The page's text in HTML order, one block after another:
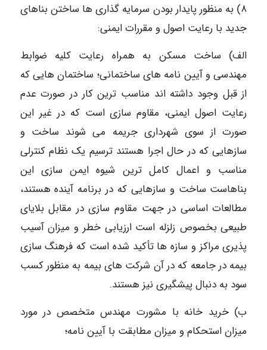
۸) به منظور پایدار بودن سرمایه گذاری ها ساختن بناهای
جدید با رعایت اصول و مقررات ایمنی:
الف) ساخت مسکن به همراه رعایت کلیه ضوابط
مهندسی و آیین نامه های ساختمانی؛ ساختمان هایی که
از قبل وجود داشته اند مناسب ترین کار در صورت عدم
رعایت اصول ایمنی، مقاوم سازی است که در غیر این
صورت از سوی شهرداری جریمه می شوند ساخت و
سازهایی که در حال اجرا هستند ترسیم یک نظام کنترلی
مناسب و اعمال کامل ترین شیوه ایمن سازی این
بناهاست ساخت و سازهایی که در برنامه آینده هستند،
مطالعات اساسی در جهت مقاوم سازی در مقابل بلایای
طبیعی بخصوص زلزله است ارزیابی خطر و میزان آسیب
پذیری مراکز و سازه ها تأکید شده است که فرهنگ سازی
بیمه در جامعه که در آن شرکت های بیمه به منظور کسب
سود به دنبال پیشگیری نیز هستند.
ب) خرید خانه با مشورت مهندس متخصص در مورد
میزان استحکام و میزان مطابقت با آیین نامه؛